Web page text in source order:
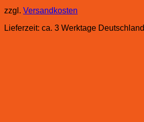
zzgl. Versandkosten
Lieferzeit: ca. 3 Werktage Deutschland